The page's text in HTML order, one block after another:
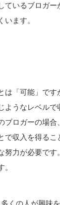
ているブロガー
ます。
は「可能」です
ようなレベルで
ブロガーの場合
収入を得るこ
努力が必要です
くの人が興味